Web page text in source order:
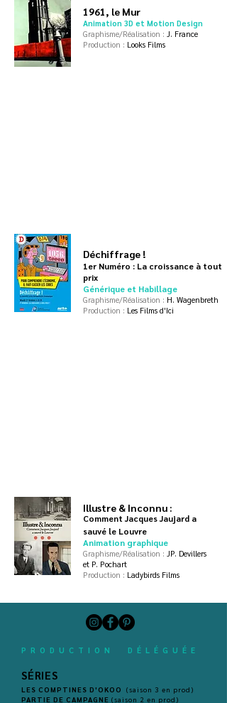
1961, le Mur
Animation 3D et Motion Design
Graphisme/Réalisation : J. France
Production : Looks Films
​​​​​​​Déchiffrage !
1er Numéro : La croissance à tout
prix
Générique et Habillage
Graphisme/Réalisation : H. Wagenbreth
Production : Les Films d'Ici​
Illustre & Inconnu :
Comment Jacques Jaujard a
sauvé le Louvre
Animation graphique
Graphisme/Réalisation : JP. Devillers
et P. Pochart
Production : Ladybirds Films
PRODUCTION DÉLÉGUÉE
SÉRIES
LES COMPTINES D'OKOO
(saison 3 en prod)
PARTIE DE CAMPAGNE (saison 2 en prod)